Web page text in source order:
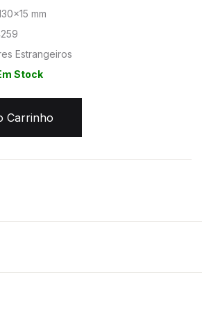
mm
Estrangeiros
Stock
Carrinho